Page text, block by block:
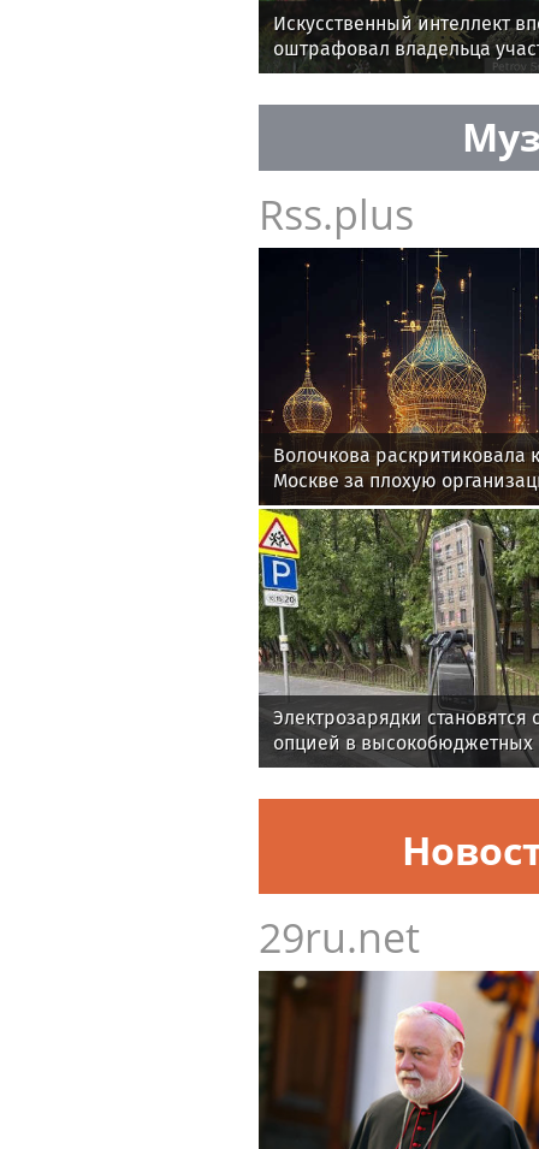
Искусственный интеллект
оштрафовал владельца
Rss.plus
Волочкова раскритиковала
Москве за плохую
Электрозарядки становятся
опцией в высокобюджетных
29ru.net